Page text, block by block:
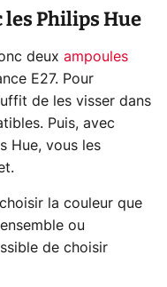
les Philips Hue
deux ampoules
E27. Pour
de les visser dans
Puis, avec
Hue, vous les
la couleur que
ou
de choisir